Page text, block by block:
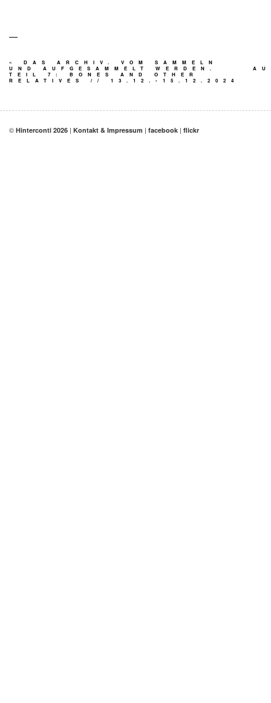
—
«
DAS ARCHIV. VOM SAMMELN
UND AUFGESAMMELT WERDEN.
TEIL 7: BONES AND OTHER
RELATIVES // 13.12.-15.12.2024
© Hinterconti 2026 | Kontakt & Impressum | facebook | flickr